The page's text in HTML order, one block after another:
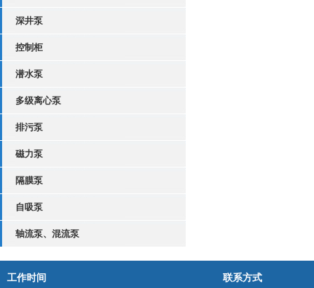
深井泵
控制柜
潜水泵
多级离心泵
排污泵
磁力泵
隔膜泵
自吸泵
轴流泵、混流泵
工作时间 联系方式